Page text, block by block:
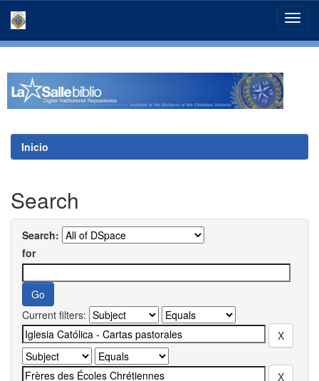
Inicio
Search
Search:
for
Current filters: